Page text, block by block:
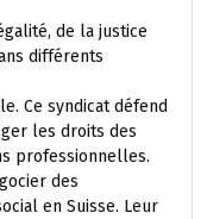
de la justice
différents
Ce syndicat défend
les droits des
professionnelles.
des
en Suisse. Leur